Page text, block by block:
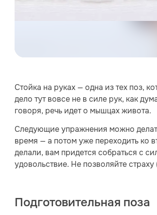
Стойка на руках — одна из тех поз,
дело тут вовсе не в силе рук, как
говоря, речь идет о мышцах живота.
Следующие упражнения можно
время — а потом уже переходить ко
делали, вам придется собраться с
удовольствие. Не позволяйте
Подготовительная поза